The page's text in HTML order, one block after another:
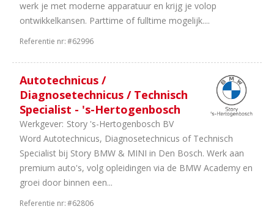
werk je met moderne apparatuur en krijg je volop
ontwikkelkansen. Parttime of fulltime mogelijk....
Referentie nr:#62996
Autotechnicus /
Diagnosetechnicus / Technisch
Specialist - 's-Hertogenbosch
Werkgever: Story 's-Hertogenbosch BV
Word Autotechnicus, Diagnosetechnicus of Technisch
Specialist bij Story BMW & MINI in Den Bosch. Werk aan
premium auto's, volg opleidingen via de BMW Academy en
groei door binnen een...
Referentie nr:#62806